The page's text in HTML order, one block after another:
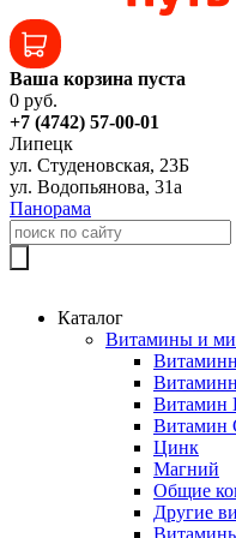
Ваша корзина пуста
0 руб.
+7 (4742) 57-00-01
Липецк
ул. Студеновская, 23Б
ул. Водопьянова, 31а
Панорама
Каталог
Витамины и
Витамин
Витамин
Цинк
Магний
Общие
Другие